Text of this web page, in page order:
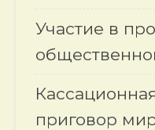
Участие в
приговор